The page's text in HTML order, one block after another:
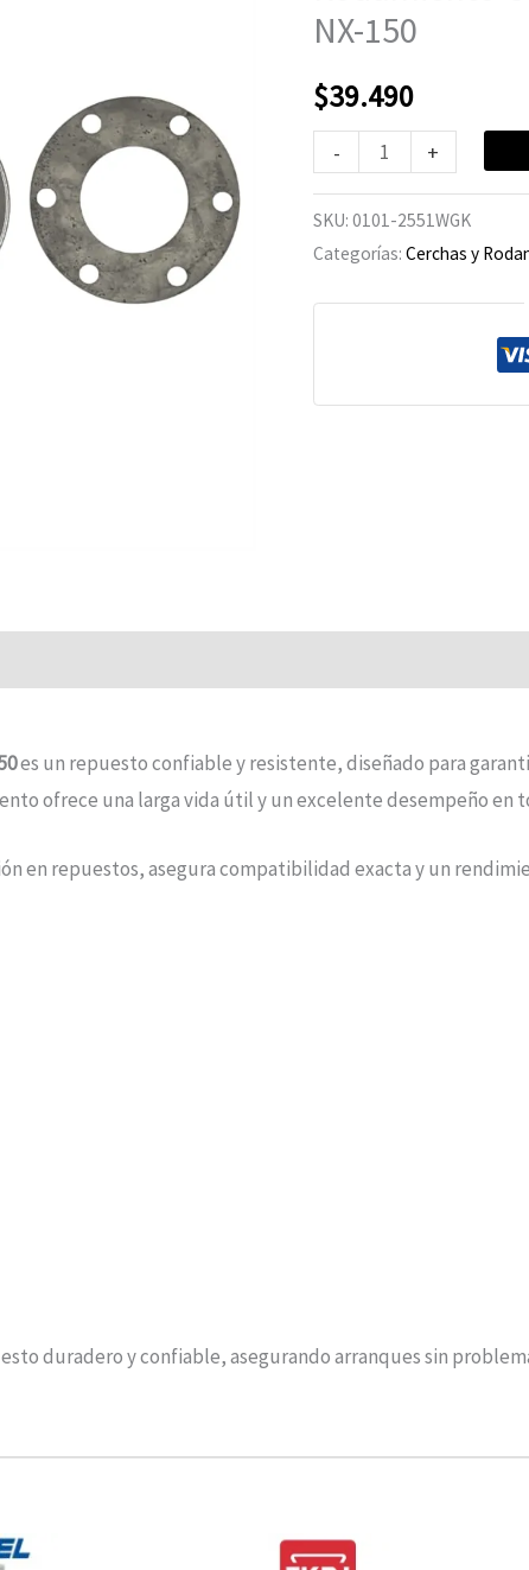
NX-150
$39.490
-
NX-
cantidad
+
SKU: 0101-2551WGK
Categorías: Cerchas y
es un repuesto confiable y resistente, diseñado para
ofrece una larga vida útil y un excelente desempeño en
en repuestos, asegura compatibilidad exacta y un
duradero y confiable, asegurando arranques sin